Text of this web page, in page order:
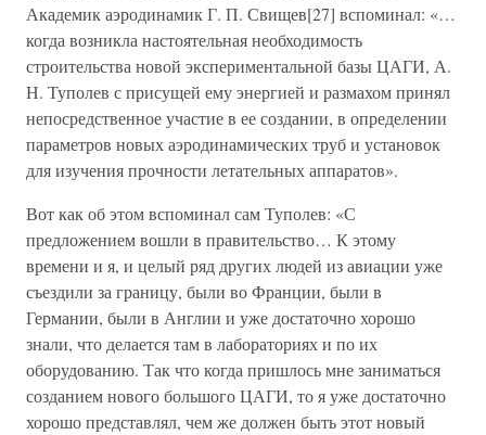
Академик аэродинамик Г. П. Свищев[27] вспоминал: «…
когда возникла настоятельная необходимость
строительства новой экспериментальной базы ЦАГИ, А.
Н. Туполев с присущей ему энергией и размахом принял
непосредственное участие в ее создании, в определении
параметров новых аэродинамических труб и установок
для изучения прочности летательных аппаратов».
Вот как об этом вспоминал сам Туполев: «С
предложением вошли в правительство… К этому
времени и я, и целый ряд других людей из авиации уже
съездили за границу, были во Франции, были в
Германии, были в Англии и уже достаточно хорошо
знали, что делается там в лабораториях и по их
оборудованию. Так что когда пришлось мне заниматься
созданием нового большого ЦАГИ, то я уже достаточно
хорошо представлял, чем же должен быть этот новый